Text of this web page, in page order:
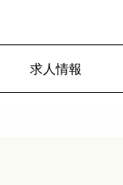
求人情報